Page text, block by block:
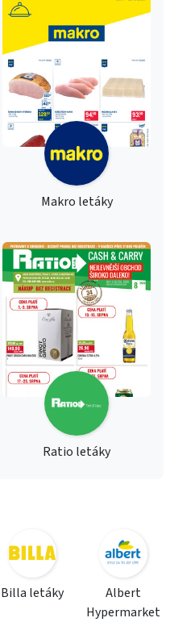
Makro letáky
Ratio letáky
Billa letáky
Albert
Hypermarket